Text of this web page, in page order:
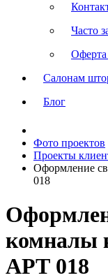
Часто
Салонам
Блог
Фото проектов
Проекты
Оформление
018
комналы
АРТ 018